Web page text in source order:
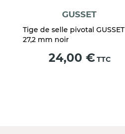
GUSSET
Tige de selle pivotal GUSSET
27,2 mm noir
Prix
24,00 € TTC